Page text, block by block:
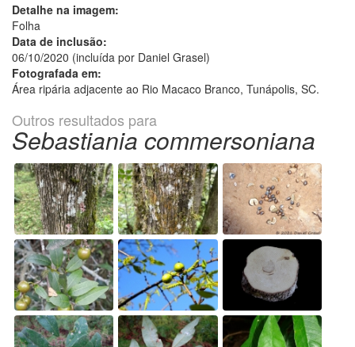
Detalhe na imagem:
Folha
Data de inclusão:
06/10/2020 (incluída por Daniel Grasel)
Fotografada em:
Área ripária adjacente ao Rio Macaco Branco, Tunápolis, SC.
Outros resultados para
Sebastiania commersoniana